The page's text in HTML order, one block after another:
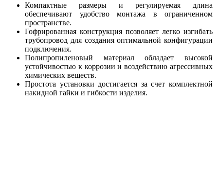
Компактные размеры и регулируемая длина
обеспечивают удобство монтажа в ограниченном
пространстве.
Гофрированная конструкция позволяет легко изгибать
трубопровод для создания оптимальной конфигурации
подключения.
Полипропиленовый материал обладает высокой
устойчивостью к коррозии и воздействию агрессивных
химических веществ.
Простота установки достигается за счет комплектной
накидной гайки и гибкости изделия.